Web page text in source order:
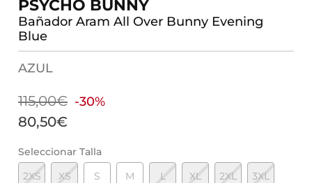
PSYCHO BUNNY
Bañador Aram All Over Bunny Evening
Blue
AZUL
115,00€ -30%
80,50€
Seleccionar Talla
2XS
XS S M L XL 2XL 3XL